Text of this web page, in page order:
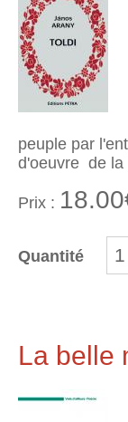
peuple par
d'oeuvre de la
Prix :
Quantité
La belle